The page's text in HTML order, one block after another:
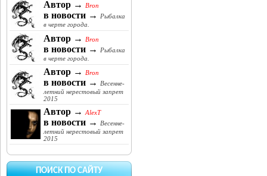
Автор → Bron
в новости →
Рыбалка
в черте города.
Автор → Bron
в новости →
Рыбалка
в черте города.
Автор → Bron
в новости →
Весенне-
летний нерестовый запрет
2015
Автор → AlexT
в новости →
Весенне-
летний нерестовый запрет
2015
ПОИСК ПО САЙТУ